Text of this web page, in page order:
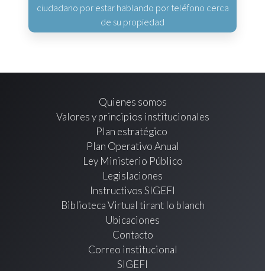
ciudadano por estar hablando por teléfono cerca
de su propiedad
Quienes somos
Valores y principios institucionales
Plan estratégico
Plan Operativo Anual
Ley Ministerio Público
Legislaciones
Instructivos SIGEFI
Biblioteca Virtual tirant lo blanch
Ubicaciones
Contacto
Correo institucional
SIGEFI